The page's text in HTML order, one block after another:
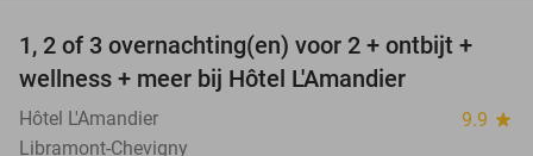
32%
TODAY
1, 2 of 3 overnachting(en) voor 2 + ontbijt +
wellness + meer bij Hôtel L'Amandier
Hôtel L'Amandier 9.9 star
Libramont-Chevigny